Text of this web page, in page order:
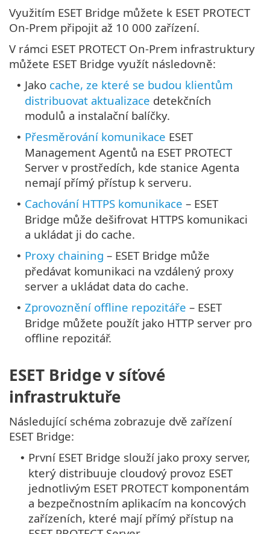
Využitím ESET Bridge můžete k ESET PROTECT
On-Prem připojit až 10 000 zařízení.
V rámci ESET PROTECT On-Prem infrastruktury
můžete ESET Bridge využít následovně:
• Jako cache, ze které se budou klientům
distribuovat aktualizace detekčních
modulů a instalační balíčky.
• Přesměrování komunikace ESET
Management Agentů na ESET PROTECT
Server v prostředích, kde stanice Agenta
nemají přímý přístup k serveru.
• Cachování HTTPS komunikace – ESET
Bridge může dešifrovat HTTPS komunikaci
a ukládat ji do cache.
• Proxy chaining – ESET Bridge může
předávat komunikaci na vzdálený proxy
server a ukládat data do cache.
• Zprovoznění offline repozitáře – ESET
Bridge můžete použít jako HTTP server pro
offline repozitář.
ESET Bridge v síťové
infrastruktuře
Následující schéma zobrazuje dvě zařízení
ESET Bridge:
• První ESET Bridge slouží jako proxy server,
který distribuuje cloudový provoz ESET
jednotlivým ESET PROTECT komponentám
a bezpečnostním aplikacím na koncových
zařízeních, které mají přímý přístup na